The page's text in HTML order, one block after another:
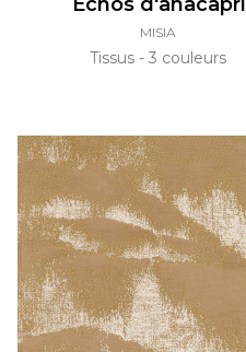
MISIA
Tissus 3 couleurs